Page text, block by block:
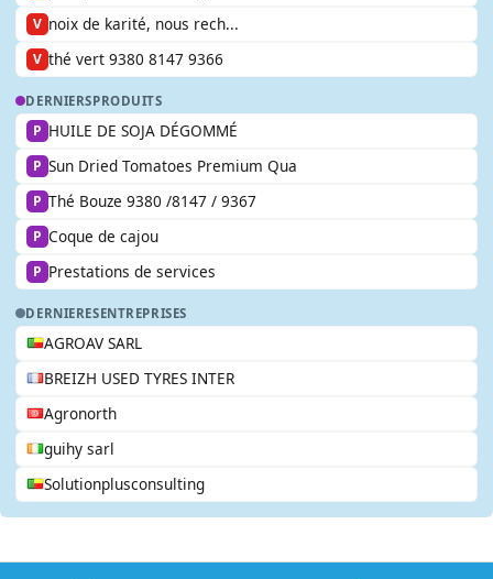
V noix de karité, nous rech...
V thé vert 9380 8147 9366
DERNIERSPRODUITS
P HUILE DE SOJA DÉGOMMÉ
P Sun Dried Tomatoes Premium Qua
P Thé Bouze 9380 /8147 / 9367
P Coque de cajou
P Prestations de services
DERNIERESENTREPRISES
AGROAV SARL
BREIZH USED TYRES INTER
Agronorth
guihy sarl
Solutionplusconsulting